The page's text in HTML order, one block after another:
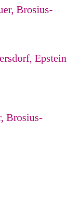
Brosius-
Epstein
Brosius-